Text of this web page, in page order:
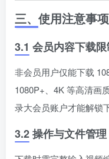
三、使用注意事项
3.1 会员内容下载
非会员用户仅能下载
1080P+、4K 等高清画
录大会员账户才能解锁
3.2 操作与文件管理